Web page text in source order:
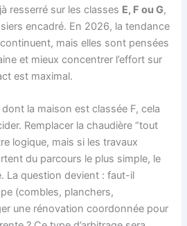
resserré sur les classes E, F ou G,
encadré. En 2026, la tendance
mais elles sont pensées
et mieux concentrer l’effort sur
est maximal.
la maison est classée F, cela
Remplacer la chaudière “tout
logique, mais si les travaux
du parcours le plus simple, le
La question devient : faut-il
(combles, planchers,
une rénovation coordonnée pour